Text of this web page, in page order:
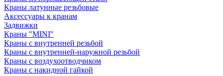
Краны латунные резьбовые
Аксессуары к кранам
Задвижки
Краны "MINI"
Краны с внутренней резьбой
Краны с внутренней-наружной резьбой
Краны с воздухоотводчиком
Краны с накидной гайкой